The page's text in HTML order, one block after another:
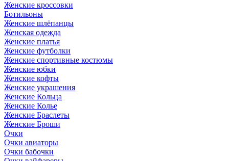
Женские кроссовки
Ботильоны
Женские шлёпанцы
Женская одежда
Женские платья
Женские футболки
Женские спортивные костюмы
Женские юбки
Женские кофты
Женские украшения
Женские Кольца
Женские Колье
Женские Браслеты
Женские Броши
Очки
Очки авиаторы
Очки бабочки